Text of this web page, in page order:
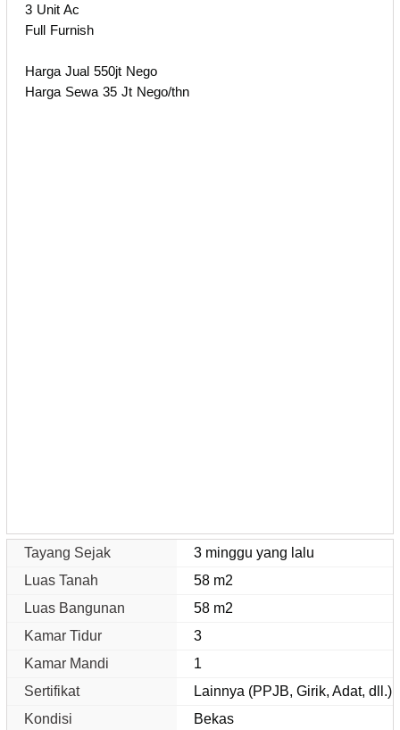
3 Unit Ac
Full Furnish
Harga Jual 550jt Nego
Harga Sewa 35 Jt Nego/thn
Tayang Sejak
3 minggu yang lalu
Luas Tanah
58 m2
Luas Bangunan
58 m2
Kamar Tidur
3
Kamar Mandi
1
Sertifikat
Lainnya (PPJB, Girik, Adat, dll.)
Kondisi
Bekas